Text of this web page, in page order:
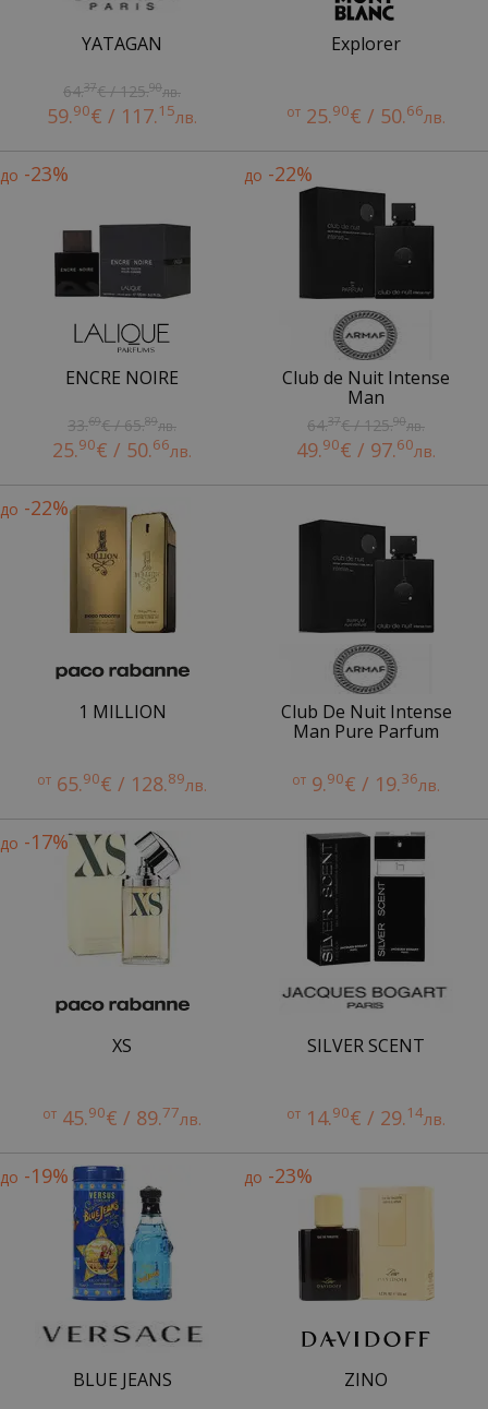
YATAGAN
64.37€ / 125.90лв.
59.90€ / 117.15лв.
Explorer
от 25.90€ / 50.66лв.
до -23%
ENCRE NOIRE
33.69€ / 65.89лв.
25.90€ / 50.66лв.
до -22%
Club de Nuit Intense
Man
64.37€ / 125.90лв.
49.90€ / 97.60лв.
до -22%
1 MILLION
от 65.90€ / 128.89лв.
Club De Nuit Intense
Man Pure Parfum
от 9.90€ / 19.36лв.
до -17%
XS
от 45.90€ / 89.77лв.
SILVER SCENT
от 14.90€ / 29.14лв.
до -19%
BLUE JEANS
до -23%
ZINO